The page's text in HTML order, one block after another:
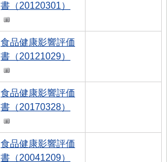
書（20120301）
食品健康影響評価
書（20121029）
食品健康影響評価
書（20170328）
食品健康影響評価
書（20041209）